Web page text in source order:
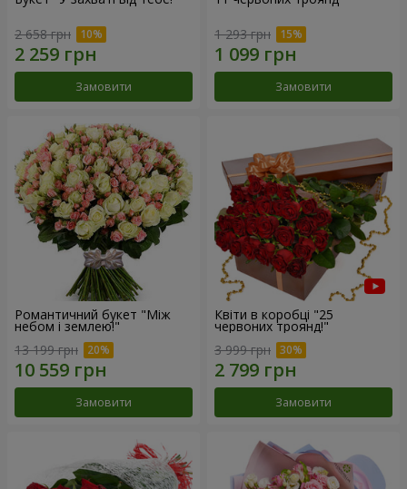
2 658 грн
Замовити
1 293 грн
Замовити
Романтичний букет "Між
небом і землею!"
13 199 грн
Замовити
Квіти в коробці "25
червоних троянд!"
3 999 грн
Замовити